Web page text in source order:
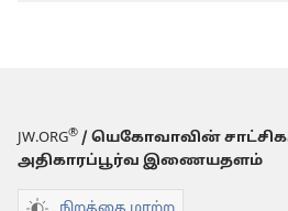
JW.ORG® / யெகோவாவின்
அதிகாரப்பூர்வ இணையதளம்